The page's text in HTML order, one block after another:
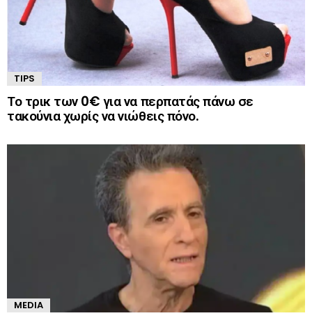
TIPS
Το τρικ των 0€ για να περπατάς πάνω σε
τακούνια χωρίς να νιώθεις πόνο.
MEDIA